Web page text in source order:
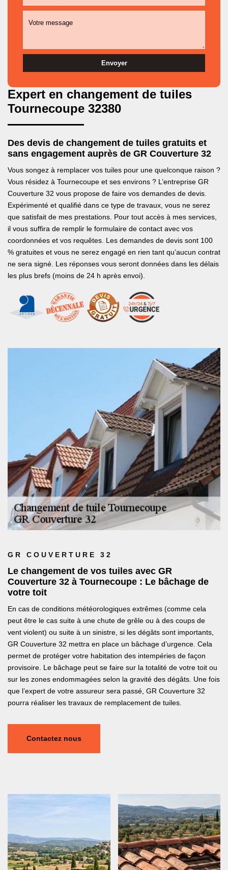
Expert en changement de tuiles
Tournecoupe 32380
Des devis de changement de tuiles gratuits et
sans engagement auprès de GR Couverture 32
Vous songez à remplacer vos tuiles pour une quelconque raison ?
Vous résidez à Tournecoupe et ses environs ? L’entreprise GR
Couverture 32 vous propose de faire vos demandes de devis.
Expérimenté et qualifié dans ce type de travaux, vous ne serez
que satisfait de mes prestations. Pour tout accès à mes services,
il vous suffira de remplir le formulaire de contact avec vos
coordonnées et vos requêtes. Les demandes de devis sont 100
% gratuites et vous ne serez engagé en rien tant qu’aucun contrat
ne sera signé. Les réponses vous seront données dans les délais
les plus brefs (moins de 24 h après envoi).
GR COUVERTURE 32
Le changement de vos tuiles avec GR
Couverture 32 à Tournecoupe : Le bâchage de
votre toit
En cas de conditions météorologiques extrêmes (comme cela
peut être le cas suite à une chute de grêle ou à des coups de
vent violent) ou suite à un sinistre, si les dégâts sont importants,
GR Couverture 32 mettra en place un bâchage d’urgence. Cela
permet de protéger votre habitation des intempéries de façon
provisoire. Le bâchage peut se faire sur la totalité de votre toit ou
sur les zones endommagées selon la gravité des dégâts. Une fois
que l’expert de votre assureur sera passé, GR Couverture 32
pourra réaliser les travaux de remplacement de tuiles.
Contactez nous